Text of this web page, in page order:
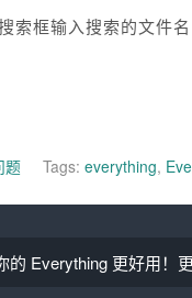
框输入搜索的文件名
题 Tags: everything
的 Everything 更好用！